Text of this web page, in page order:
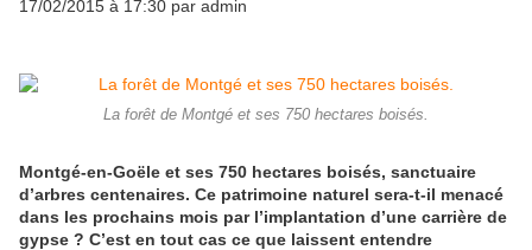
17/02/2015 à 17:30 par admin
La forêt de Montgé et ses 750 hectares boisés.
Montgé-en-Goële et ses 750 hectares boisés, sanctuaire
d’arbres centenaires. Ce patrimoine naturel sera-t-il menacé
dans les prochains mois par l’implantation d’une carrière de
gypse ? C’est en tout cas ce que laissent entendre